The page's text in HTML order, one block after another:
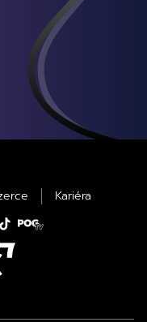
Kariéra